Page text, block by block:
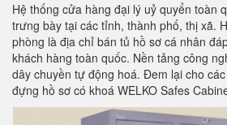
Hệ thống cửa hàng đại lý uỷ quyển toàn
trưng bày tại các tỉnh, thành phố, thị xã.
phòng là địa chỉ bán tủ hồ sơ cá nhân
khách hàng toàn quốc. Nền tảng công
dây chuyền tự động hoá. Đem lại cho
đựng hồ sơ có khoá WELKO Safes